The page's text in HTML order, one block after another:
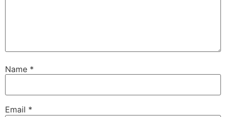
Name *
Email *